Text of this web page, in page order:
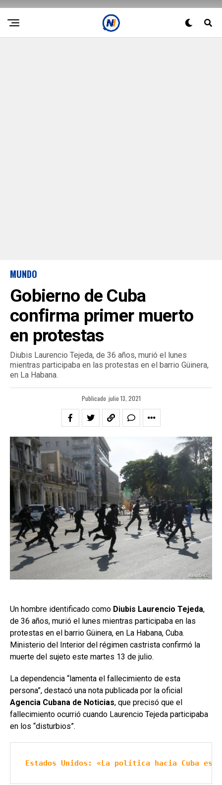
MUNDO
Gobierno de Cuba
confirma primer muerto
en protestas
Diubis Laurencio Tejeda, de 36 años, murió el lunes
mientras participaba en las protestas en el barrio Güinera,
en La Habana.
Publicado julio 13, 2021
Un hombre identificado como Diubis Laurencio Tejeda,
de 36 años, murió el lunes mientras participaba en las
protestas en el barrio Güinera, en La Habana, Cuba.
Ministerio del Interior del régimen castrista confirmó la
muerte del sujeto este martes 13 de julio.
La dependencia “lamenta el fallecimiento de esta
persona”, destacó una nota publicada por la oficial
Agencia Cubana de Noticias, que precisó que el
fallecimiento ocurrió cuando Laurencio Tejeda participaba
en los “disturbios”.
Estados Unidos: «La política hacia Cuba